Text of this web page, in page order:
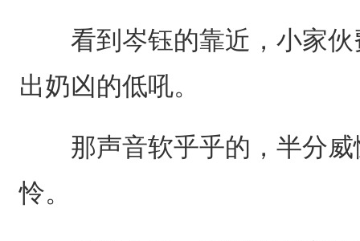
看到岑钰的靠近，小家伙
出奶凶的低吼。
那声音软乎乎的，半分威
怜。